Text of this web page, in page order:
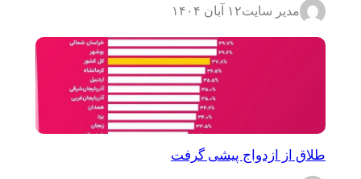
مدیر سایت۱۲ آبان ۱۴۰۴
طلاق از ازدواج پیشی گرفت